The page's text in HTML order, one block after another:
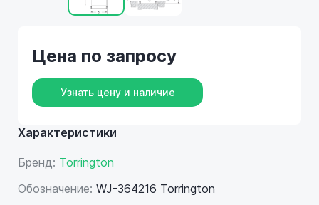
Характеристики
Бренд: Torrington
Обозначение: WJ-364216 Torrington
Цена по запросу
Узнать цену и наличие